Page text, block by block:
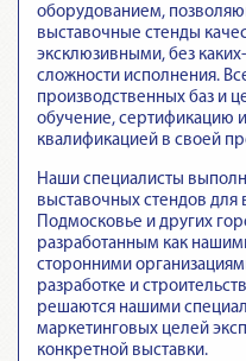
оборудованием,
выставочные стенды
эксклюзивными, без
сложности исполнения.
производственных баз и
обучение, сертификацию
квалификацией в своей
Наши специалисты
выставочных стендов для
Подмосковье и других
разработанным как
сторонними
разработке и
решаются нашими
маркетинговых целей
конкретной выставки.